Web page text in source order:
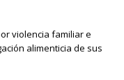
violencia familiar e
alimenticia de sus